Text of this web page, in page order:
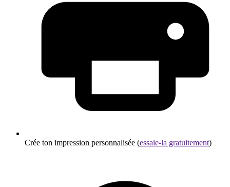
Crée ton impression personnalisée (essaie-la gratuitement)